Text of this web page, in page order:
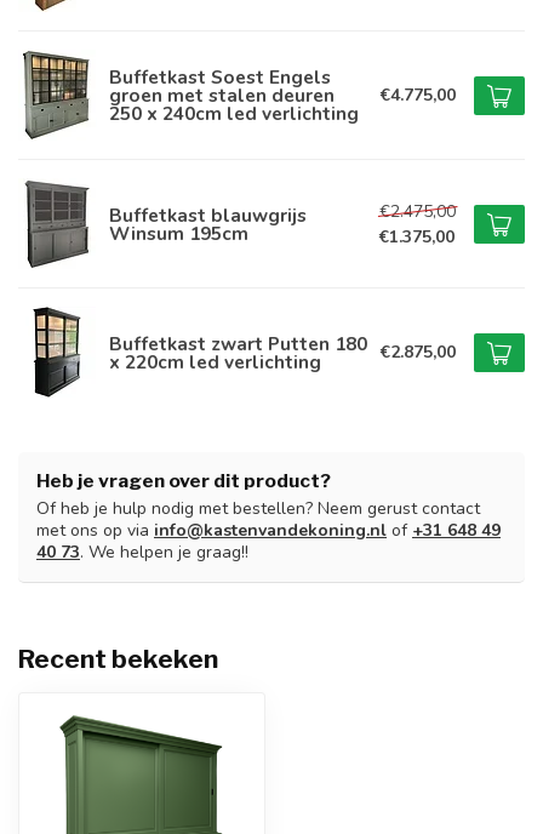
Buffetkast Soest Engels
groen met stalen deuren
250 x 240cm led verlichting
€4.775,00
Buffetkast blauwgrijs
Winsum 195cm
€2.475,00
€1.375,00
Buffetkast zwart Putten 180
x 220cm led verlichting €2.875,00
Heb je vragen over dit product?
Of heb je hulp nodig met bestellen? Neem gerust contact
met ons op via info@kastenvandekoning.nl of +31 648 49
40 73. We helpen je graag!!
Recent bekeken